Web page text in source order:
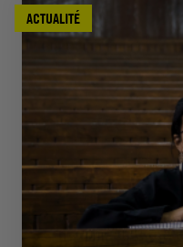
ACTUALITÉ